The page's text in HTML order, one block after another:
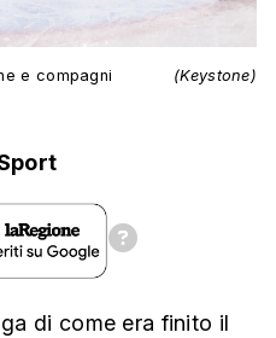
e compagni (Keystone)
di come era finito il